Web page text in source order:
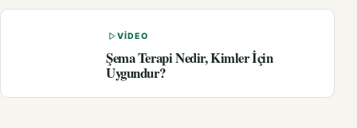
VIDEO
Şema Terapi Nedir, Kimler İçin
Uygundur?